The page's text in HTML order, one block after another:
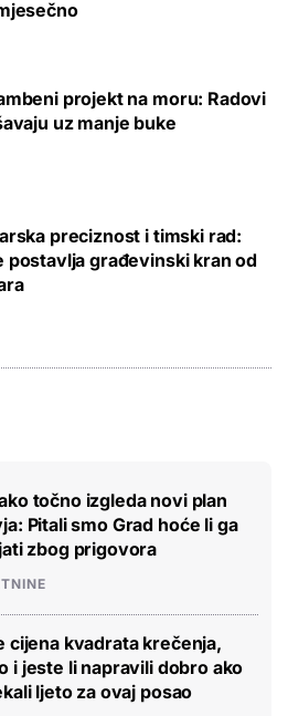
projekt na moru: Radovi
uz manje buke
preciznost i timski rad:
postavlja građevinski kran od
točno izgleda novi plan
Pitali smo Grad hoće li ga
zbog prigovora
cijena kvadrata krečenja,
i jeste li napravili dobro ako
ljeto za ovaj posao